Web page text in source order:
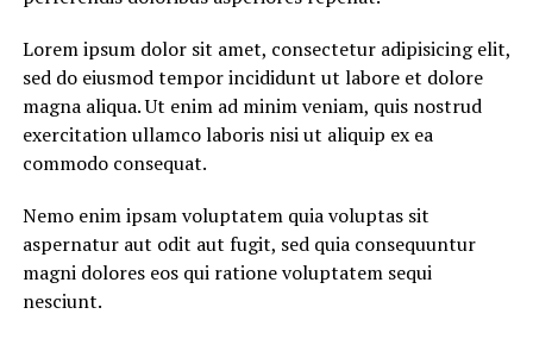
Lorem ipsum dolor sit amet, consectetur adipisicing elit,
sed do eiusmod tempor incididunt ut labore et dolore
magna aliqua. Ut enim ad minim veniam, quis nostrud
exercitation ullamco laboris nisi ut aliquip ex ea
commodo consequat.
Nemo enim ipsam voluptatem quia voluptas sit
aspernatur aut odit aut fugit, sed quia consequuntur
magni dolores eos qui ratione voluptatem sequi
nesciunt.